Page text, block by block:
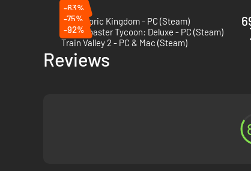
-63%
Prehistoric Kingdom - PC (Steam)
-75%
RollerCoaster Tycoon: Deluxe - PC (Steam)
-92%
Train Valley 2 - PC & Mac (Steam)
Reviews